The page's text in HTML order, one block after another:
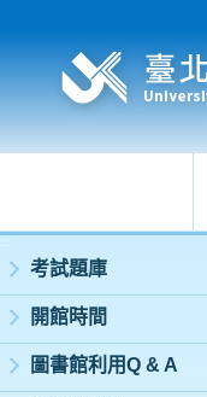
:::
考試題庫
開館時間
圖書館利用Q & A